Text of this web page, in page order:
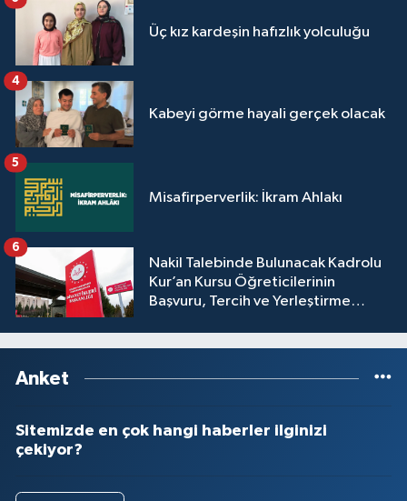
Üç kız kardeşin hafızlık yolculuğu
Kabeyi görme hayali gerçek olacak
4
Misafirperverlik: İkram Ahlakı
5
Nakil Talebinde Bulunacak Kadrolu
Kur’an Kursu Öğreticilerinin
Başvuru, Tercih ve Yerleştirme
6
Anket
Sitemizde en çok hangi haberler ilginizi
çekiyor?
Muğla Müftülüğü
Muş Müftülüğü
Nevşehir Müftülüğü
Ordu Müftülüğü
Osmaniye Müftülüğü
Rize Müftülüğü
Samsun Müftülüğü
Siirt Müftülüğü